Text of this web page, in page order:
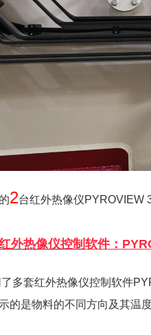
2台红外热像仪PYROVIEW
外热像仪控制 软件：
多套红外热像仪控制软件
的是物料的不同方向及其温度